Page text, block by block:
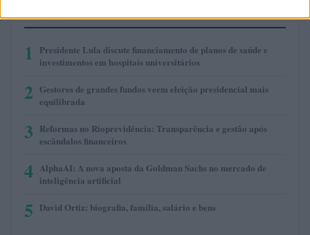
MAIS LIDOS
1
Presidente Lula discute financiamento de planos de saúde e
investimentos em hospitais universitários
2 Gestores de grandes fundos veem eleição presidencial mais
equilibrada
3 Reformas no Rioprevidência: Transparência e gestão após
escândalos financeiros
4 AlphaAI: A nova aposta da Goldman Sachs no mercado de
inteligência artificial
5 David Ortiz: biografia, família, salário e bens